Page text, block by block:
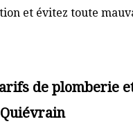
et évitez toute
de plomberie